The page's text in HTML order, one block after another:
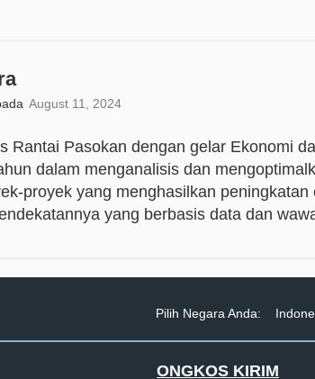
August 11, 2024
Rantai Pasokan dengan gelar Ekonomi
dalam menganalisis dan
proyek yang menghasilkan
yang berbasis data dan
Pilih Negara Anda:
ONGKOS KIRIM